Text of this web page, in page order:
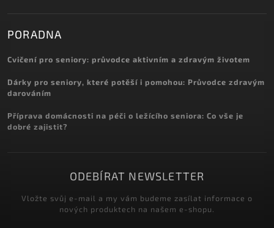
PORADNA
Cvičení pro seniory: průvodce aktivním a zdravým životem
Dárky pro seniory, které potěší i pomohou: Průvodce zdravým
darováním
Příprava domácnosti na péči o ležícího seniora: Co vše je
dobré zajistit?
ODEBÍRAT NEWSLETTER
Vložte svůj e-mail a my vám budeme zasílat informace o
nových produktech na našem e-shopu.